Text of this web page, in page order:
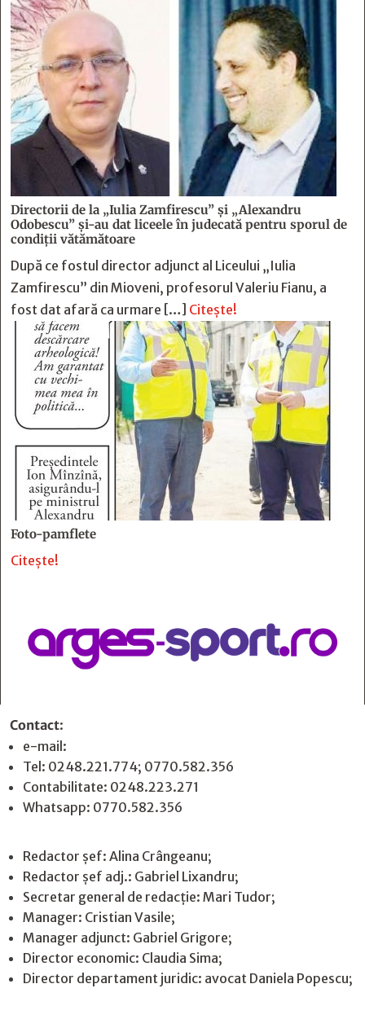
Directorii de la „Iulia Zamfirescu” și „Alexandru
Odobescu” și-au dat liceele în judecată pentru sporul de
condiții vătămătoare
După ce fostul director adjunct al Liceului „Iulia
Zamfirescu” din Mioveni, profesorul Valeriu Fianu, a
fost dat afară ca urmare […] Citește!
Foto-pamflete
Citește!
Contact:
e-mail:
Tel: 0248.221.774; 0770.582.356
Contabilitate: 0248.223.271
Whatsapp: 0770.582.356
Redactor șef: Alina Crângeanu;
Redactor șef adj.: Gabriel Lixandru;
Secretar general de redacție: Mari Tudor;
Manager: Cristian Vasile;
Manager adjunct: Gabriel Grigore;
Director economic: Claudia Sima;
Director departament juridic: avocat Daniela Popescu;